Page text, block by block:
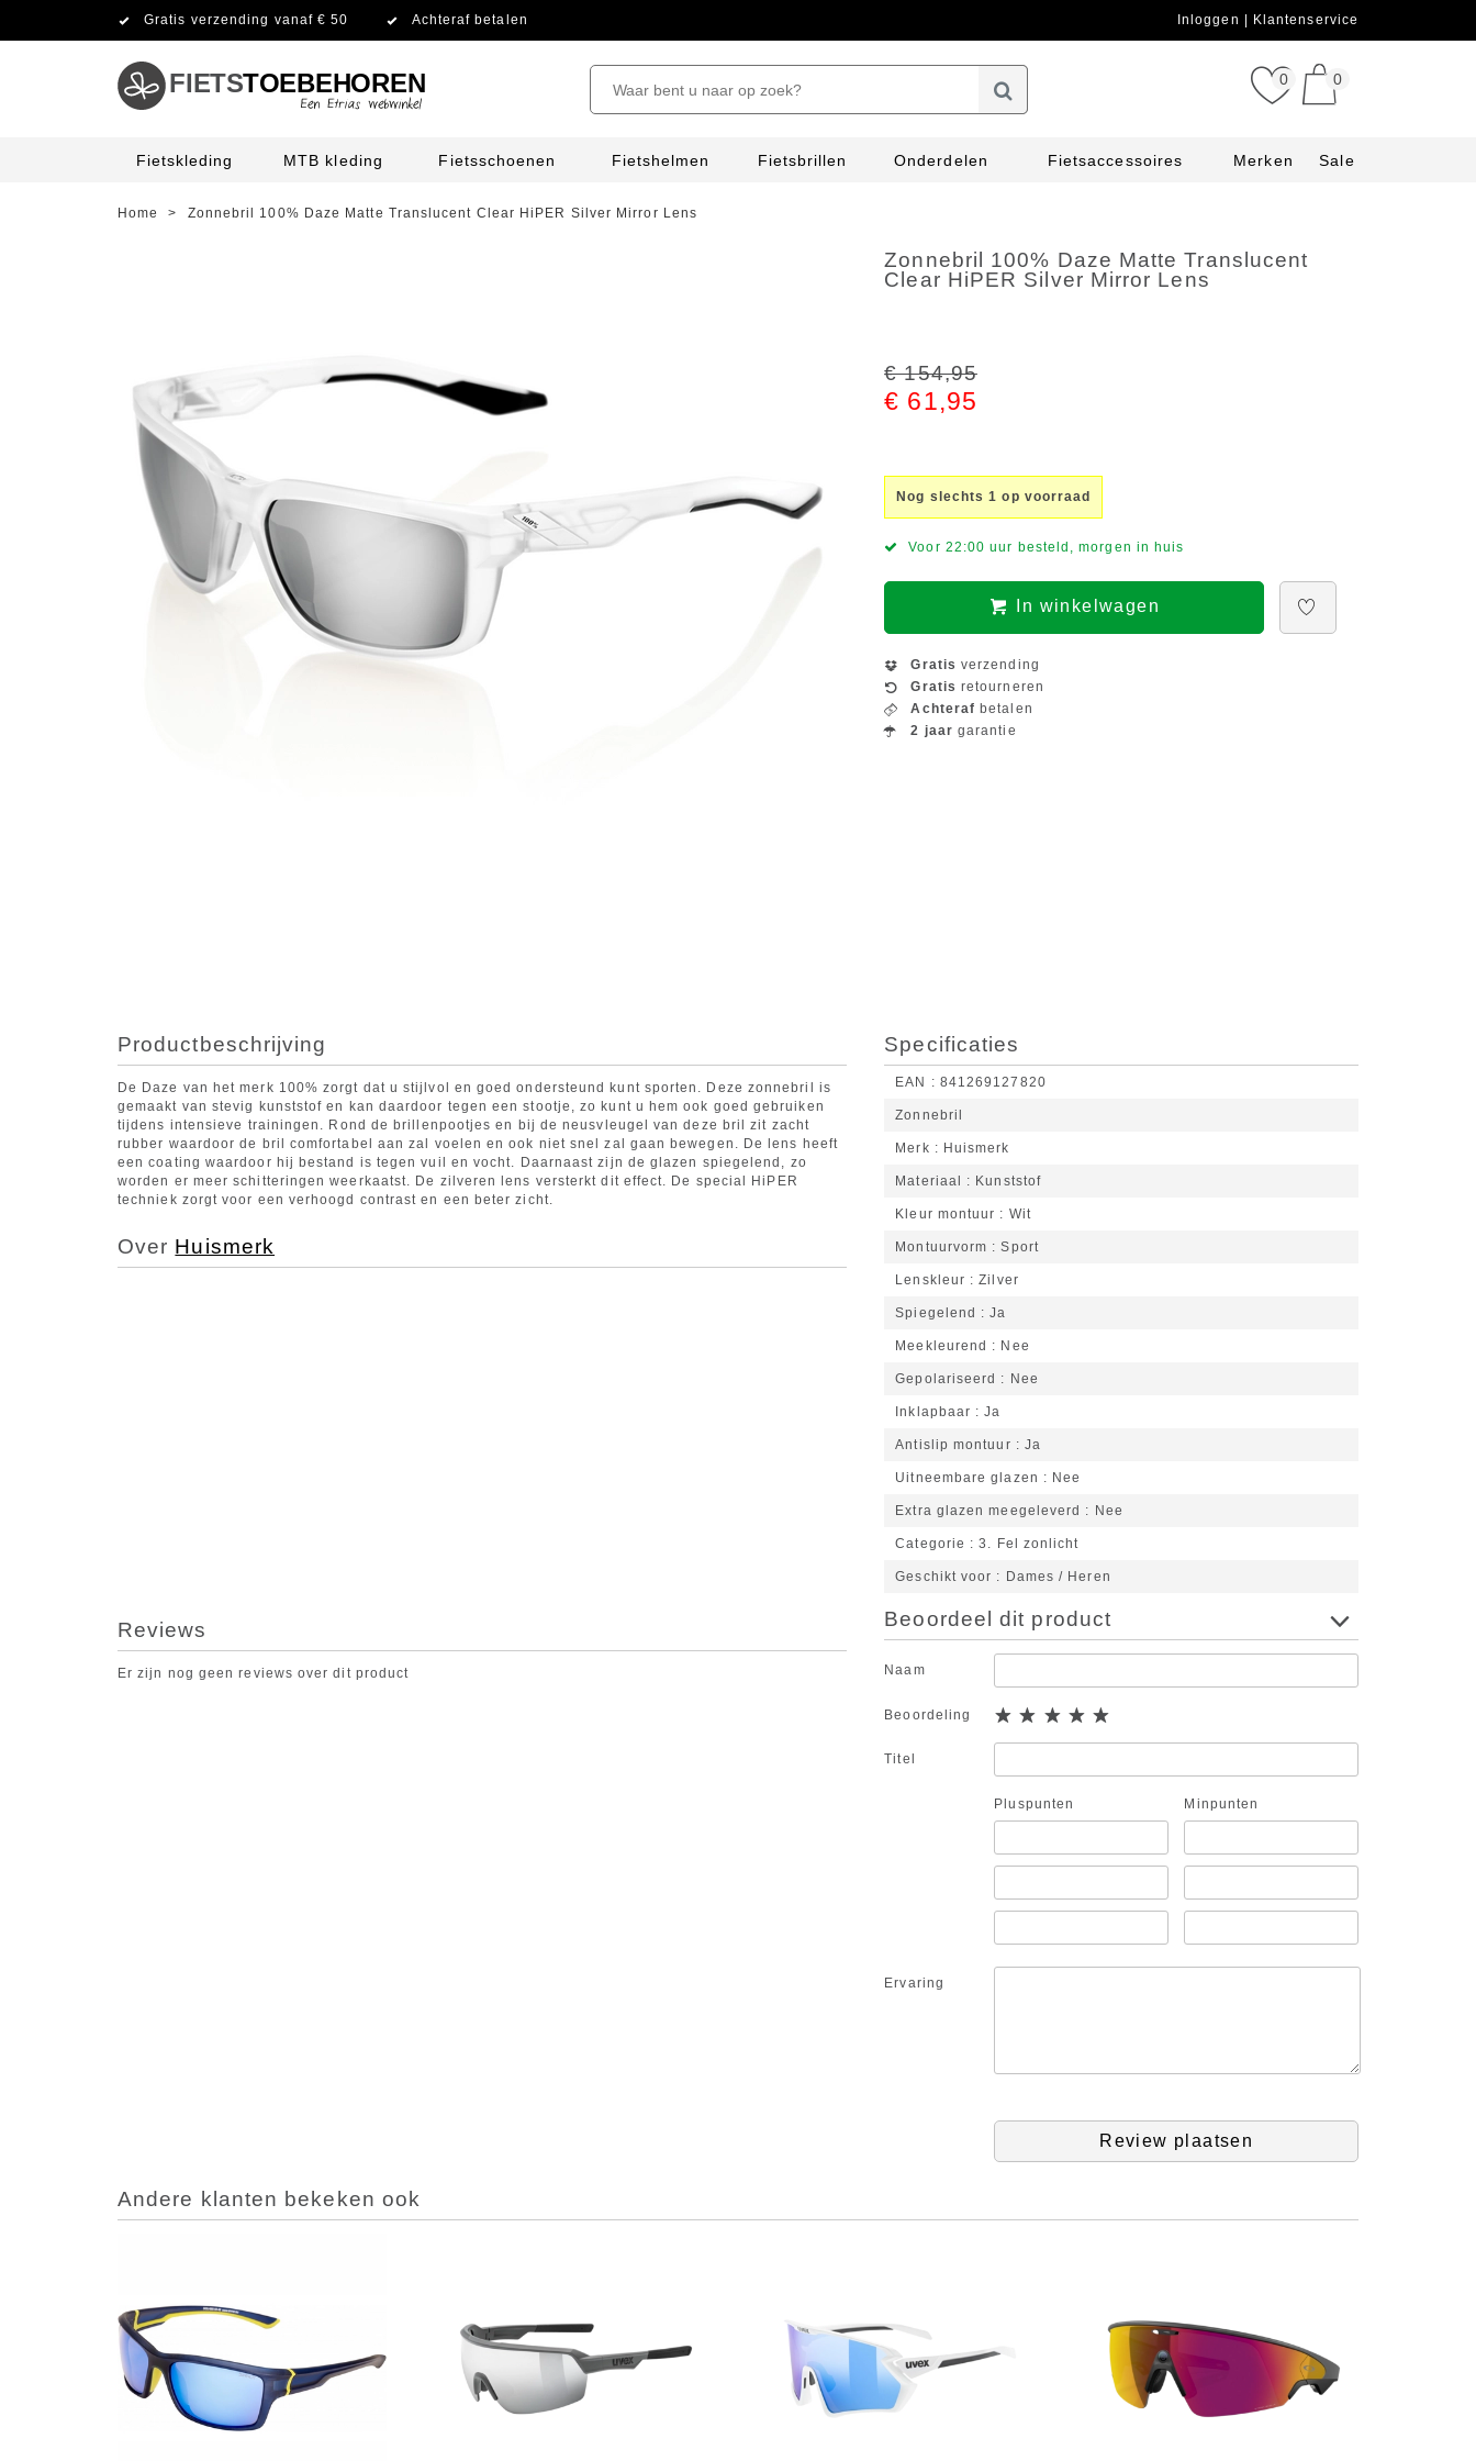
Gratis verzending vanaf € 50 Achteraf betalen Inloggen Klantenservice
FIETSTOEBEHOREN 0 0
Fietskleding MTB kleding Fietsschoenen Fietshelmen Fietsbrillen Onderdelen Fietsaccessoires Merken Sale
Home > Zonnebril 100% Daze Matte Translucent Clear HiPER Silver Mirror Lens
Zonnebril 100% Daze Matte Translucent
Clear HiPER Silver Mirror Lens
€ 154,95
€ 61,95
Nog slechts 1 op voorraad
Voor 22:00 uur besteld, morgen in huis
In winkelwagen
Gratis verzending
Gratis retourneren
Achteraf betalen
2 jaar garantie
Productbeschrijving
De Daze van het merk 100% zorgt dat u stijlvol en goed ondersteund kunt sporten. Deze zonnebril is
gemaakt van stevig kunststof en kan daardoor tegen een stootje, zo kunt u hem ook goed gebruiken
tijdens intensieve trainingen. Rond de brillenpootjes en bij de neusvleugel van deze bril zit zacht
rubber waardoor de bril comfortabel aan zal voelen en ook niet snel zal gaan bewegen. De lens heeft
een coating waardoor hij bestand is tegen vuil en vocht. Daarnaast zijn de glazen spiegelend, zo
worden er meer schitteringen weerkaatst. De zilveren lens versterkt dit effect. De special HiPER
techniek zorgt voor een verhoogd contrast en een beter zicht.
Over Huismerk
Specificaties
EAN 841269127820
Zonnebril
Merk Huismerk
Materiaal Kunststof
Kleur montuur Wit
Montuurvorm Sport
Lenskleur Zilver
Spiegelend Ja
Meekleurend Nee
Gepolariseerd Nee
Inklapbaar Ja
Antislip montuur Ja
Uitneembare glazen Nee
Extra glazen meegeleverd Nee
Categorie 3. Fel zonlicht
Geschikt voor Dames / Heren
Reviews
Er zijn nog geen reviews over dit product
Beoordeel dit product
Naam
Beoordeling
Titel
Pluspunten Minpunten
Ervaring
Review plaatsen
Andere klanten bekeken ook